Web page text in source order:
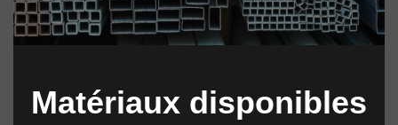
Matériaux disponibles